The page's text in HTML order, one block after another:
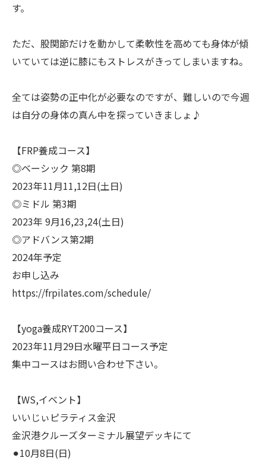
す。
ただ、股関節だけを動かして柔軟性を高めても身体が傾
いていては逆に膝にもストレスがきってしまいますね。
全ては姿勢の正中化が必要なのですが、難しいので今週
は自分の身体の真ん中を探っていきましょ♪
【FRP養成コース】
◎ベーシック 第8期
2023年11月11,12日(土日)
◎ミドル 第3期
2023年 9月16,23,24(土日)
◎アドバンス第2期
2024年予定
お申し込み
https://frpilates.com/schedule/
【yoga養成RYT200コース】
2023年11月29日水曜平日コース予定
集中コースはお問い合わせ下さい。
【WS,イベント】
いいじぃピラティス金沢
金沢港クルーズターミナル展望デッキにて
⚫︎10月8日(日)